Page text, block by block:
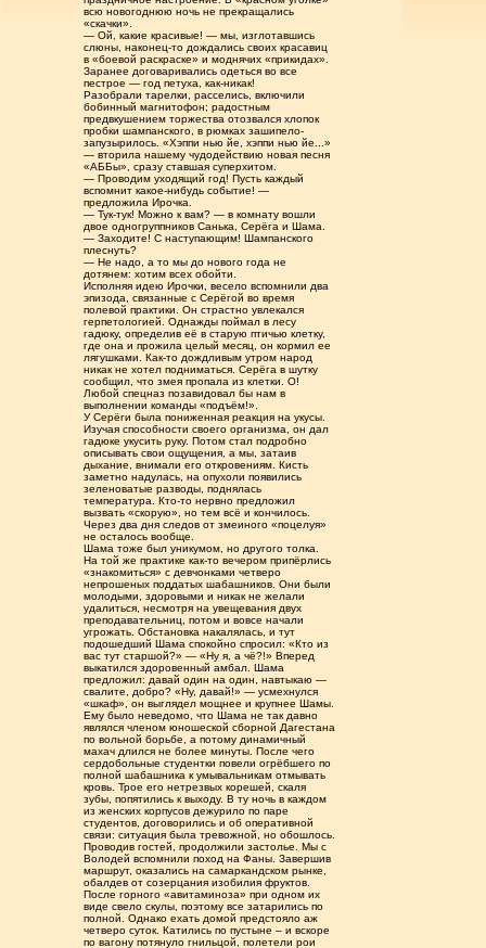
всю новогоднюю ночь не прекращались
«скачки».
— Ой, какие красивые! — мы, изглотавшись
слюны, наконец-то дождались своих красавиц
в «боевой раскраске» и моднячих «прикидах».
Заранее договаривались одеться во все
пестрое — год петуха, как-никак!
Разобрали тарелки, расселись, включили
бобинный магнитофон; радостным
предвкушением торжества отозвался хлопок
пробки шампанского, в рюмках зашипело-
запузырилось. «Хэппи нью йе, хэппи нью йе...»
— вторила нашему чудодействию новая песня
«АББы», сразу ставшая суперхитом.
— Проводим уходящий год! Пусть каждый
вспомнит какое-нибудь событие! —
предложила Ирочка.
— Тук-тук! Можно к вам? — в комнату вошли
двое одногруппников Санька, Серёга и Шама.
— Заходите! С наступающим! Шампанского
плеснуть?
— Не надо, а то мы до нового года не
дотянем: хотим всех обойти.
Исполняя идею Ирочки, весело вспомнили два
эпизода, связанные с Серёгой во время
полевой практики. Он страстно увлекался
герпетологией. Однажды поймал в лесу
гадюку, определив её в старую птичью клетку,
где она и прожила целый месяц, он кормил ее
лягушками. Как-то дождливым утром народ
никак не хотел подниматься. Серёга в шутку
сообщил, что змея пропала из клетки. О!
Любой спецназ позавидовал бы нам в
выполнении команды «подъём!».
У Серёги была пониженная реакция на укусы.
Изучая способности своего организма, он дал
гадюке укусить руку. Потом стал подробно
описывать свои ощущения, а мы, затаив
дыхание, внимали его откровениям. Кисть
заметно надулась, на опухоли появились
зеленоватые разводы, поднялась
температура. Кто-то нервно предложил
вызвать «скорую», но тем всё и кончилось.
Через два дня следов от змеиного «поцелуя»
не осталось вообще.
Шама тоже был уникумом, но другого толка.
На той же практике как-то вечером припёрлись
«знакомиться» с девчонками четверо
непрошеных поддатых шабашников. Они были
молодыми, здоровыми и никак не желали
удалиться, несмотря на увещевания двух
преподавательниц, потом и вовсе начали
угрожать. Обстановка накалялась, и тут
подошедший Шама спокойно спросил: «Кто из
вас тут старшой?» — «Ну я, а чё?!» Вперед
выкатился здоровенный амбал. Шама
предложил: давай один на один, навтыкаю —
свалите, добро? «Ну, давай!» — усмехнулся
«шкаф», он выглядел мощнее и крупнее Шамы.
Ему было неведомо, что Шама не так давно
являлся членом юношеской сборной Дагестана
по вольной борьбе, а потому динамичный
махач длился не более минуты. После чего
сердобольные студентки повели огрёбшего по
полной шабашника к умывальникам отмывать
кровь. Трое его нетрезвых корешей, скаля
зубы, попятились к выходу. В ту ночь в каждом
из женских корпусов дежурило по паре
студентов, договорились и об оперативной
связи: ситуация была тревожной, но обошлось.
Проводив гостей, продолжили застолье. Мы с
Володей вспомнили поход на Фаны. Завершив
маршрут, оказались на самаркандском рынке,
обалдев от созерцания изобилия фруктов.
После горного «авитаминоза» при одном их
виде свело скулы, поэтому все затарились по
полной. Однако ехать домой предстояло аж
четверо суток. Катились по пустыне – и вскоре
по вагону потянуло гнильцой, полетели рои